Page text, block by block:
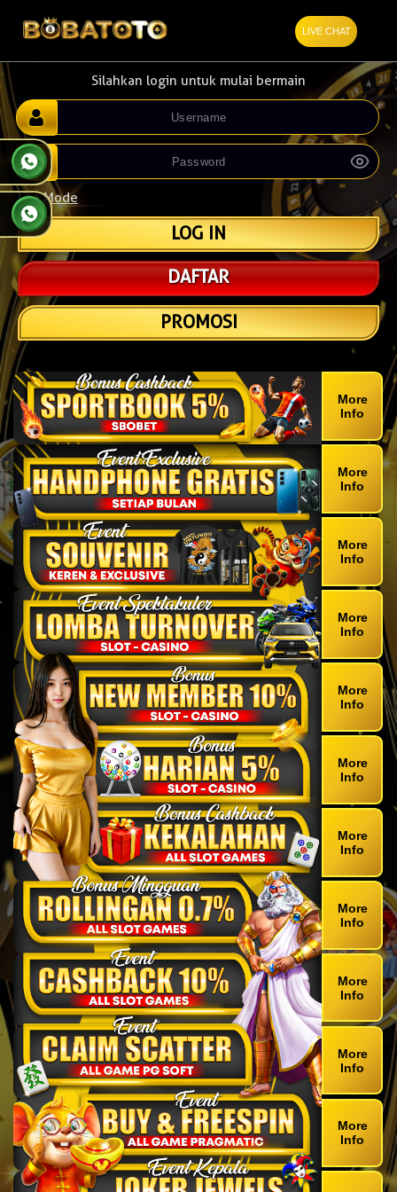
LIVE CHAT
Silahkan login untuk mulai bermain
Lite Mode
DAFTAR
PROMOSI
More
Info
More
Info
More
Info
More
Info
More
Info
More
Info
More
Info
More
Info
More
Info
More
Info
More
Info